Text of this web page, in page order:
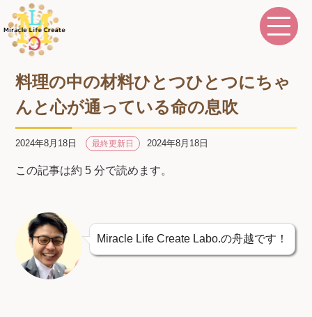
料理の中の材料ひとつひとつにちゃ
んと心が通っている命の息吹
2024年8月18日 最終更新日 2024年8月18日
この記事は約 5 分で読めます。
Miracle Life Create Labo.の舟越です！